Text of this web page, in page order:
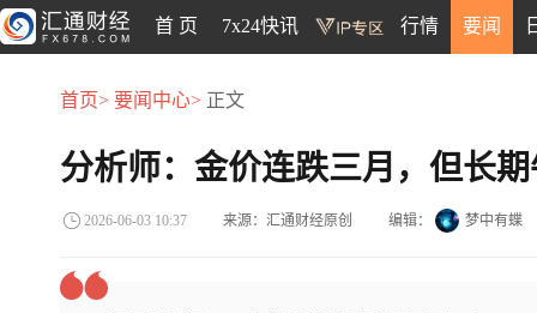
首 页 7x24快讯 行情 要闻
首页> 要闻中心> 正文
分析师：金价连跌三月，但长
2026-06-03 10:37 来源：汇通财经原创 编辑： 梦中有蝶